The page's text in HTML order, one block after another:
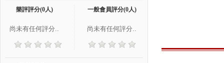
樂評評分(0人)
尚未有任何評分..
一般會員評分(0人)
尚未有任何評分..